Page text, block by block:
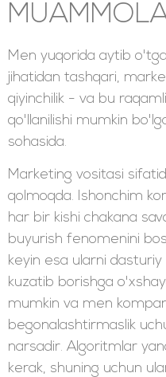
Men yuqorida aytib
jihatidan tashqari,
qiyinchilik - va bu
qo'llanilishi mumkin
sohasida.
Marketing vositasi
qolmoqda. Ishonchim
har bir kishi chakana
buyurish fenomenini
keyin esa ularni
kuzatib borishga
mumkin va men
begonalashtirmaslik
narsadir. Algoritmlar
kerak, shuning uchun